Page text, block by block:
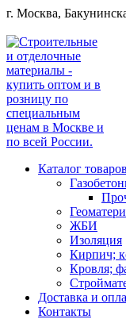
Перейти
содержанию
г. Москва,
Каталог товаров
ЖБИ
Изоляция
Кирпич;
Кровля;
Доставка и
Контакты